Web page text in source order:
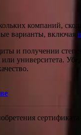
компаний,
варианты, включая
и получении
университета.